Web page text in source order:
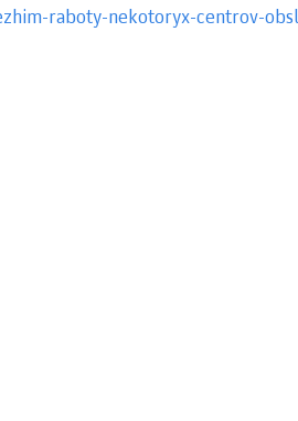
raboty-nekotoryx-centrov-